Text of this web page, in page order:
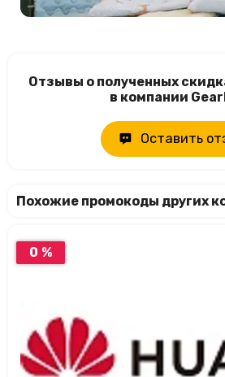
Отзывы о полученных
в компании
Оставить
Похожие промокоды других
0 %